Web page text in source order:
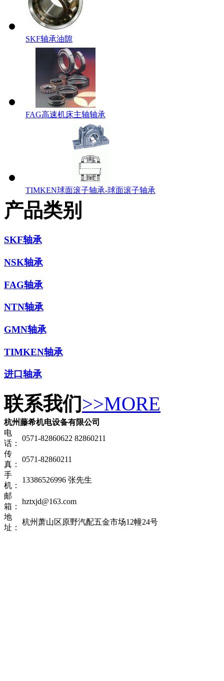
SKF轴承油隙
FAG高速机床主轴轴承
TIMKEN球面滚子轴承-球面滚子轴承
产品类别
SKF轴承
NSK轴承
FAG轴承
NTN轴承
GMN轴承
TIMKEN轴承
进口轴承
联系我们>>MORE
杭州藤希机电设备有限公司
电
话：
0571-82860622 82860211
传
真：
0571-82860211
手
机：
13386526996 张先生
邮
箱：
hztxjd@163.com
地
址：
杭州萧山区原野汽配五金市场12幢24号